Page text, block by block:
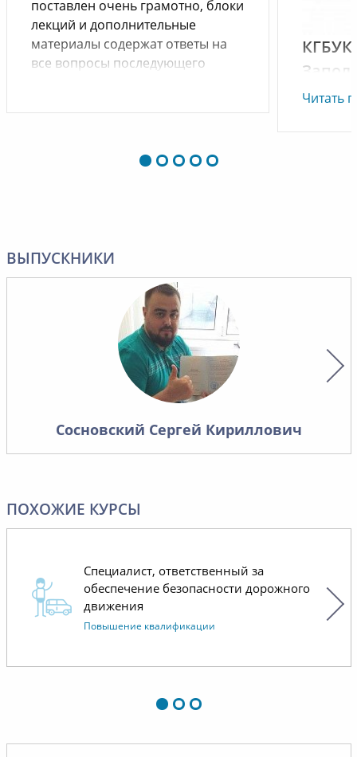
поставлен очень грамотно, блоки
лекций и дополнительные
материалы содержат ответы на
все вопросы последующего
им.
Читать
ВЫПУСКНИКИ
Сосновский Сергей Кириллович
ПОХОЖИЕ КУРСЫ
Специалист, ответственный за
обеспечение безопасности дорожного
движения
Повышение квалификации